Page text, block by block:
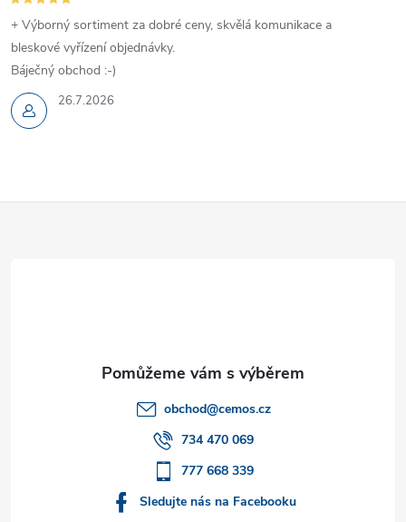
26.7.2026
+ Výborný sortiment za dobré ceny, skvělá komunikace a
bleskové vyřízení objednávky.
Báječný obchod :-)
obchod@cemos.cz
734 470 069
777 668 339
Sledujte nás na Facebooku